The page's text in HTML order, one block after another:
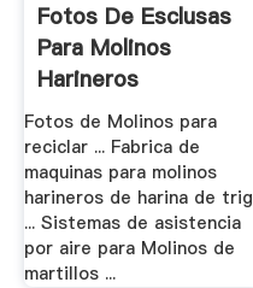
Fotos De Esclusas
Para Molinos
Harineros
Fotos de Molinos para
reciclar ... Fabrica de
maquinas para molinos
harineros de harina de trig
... Sistemas de asistencia
por aire para Molinos de
martillos ...